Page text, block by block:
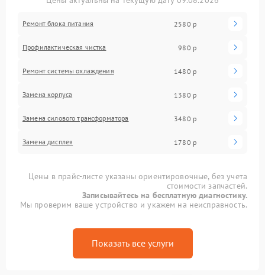
Ремонт блока питания 2580 р
Профилактическая чистка 980 р
Ремонт системы охлаждения 1480 р
Замена корпуса 1380 р
Замена силового трансформатора 3480 р
Замена дисплея 1780 р
Цены в прайс-листе указаны ориентировочные, без учета
стоимости запчастей.
Записывайтесь на бесплатную диагностику.
Мы проверим ваше устройство и укажем на неисправность.
Показать все услуги